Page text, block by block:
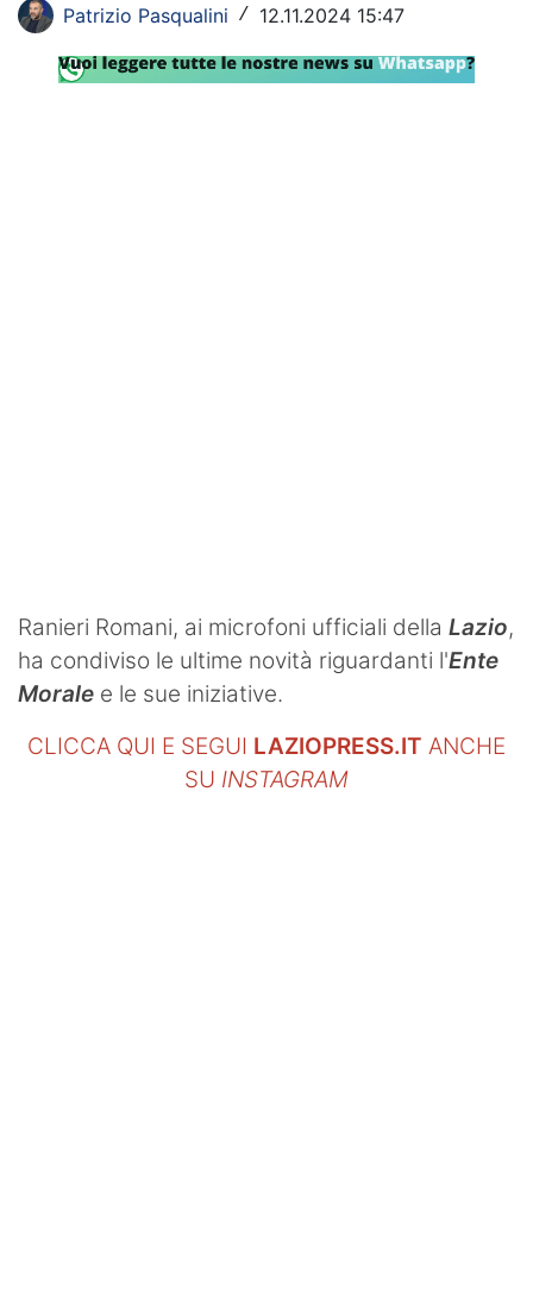
Formula 1
Tennis
Patrizio Pasqualini / 12.11.2024 15:47
Ranieri Romani, ai microfoni ufficiali della Lazio,
ha condiviso le ultime novità riguardanti l'Ente
Morale e le sue iniziative.
CLICCA QUI E SEGUI LAZIOPRESS.IT ANCHE
SU INSTAGRAM